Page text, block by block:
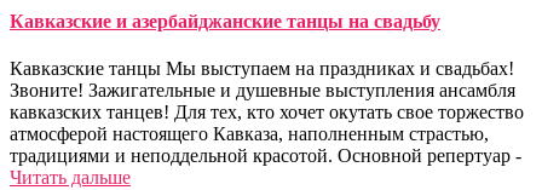
Кавказские и азербайджанские танцы на свадьбу
Кавказские танцы Мы выступаем на праздниках и свадьбах!
Звоните! Зажигательные и душевные выступления ансамбля
кавказских танцев! Для тех, кто хочет окутать свое торжество
атмосферой настоящего Кавказа, наполненным страстью,
традициями и неподдельной красотой. Основной репертуар -
Читать дальше